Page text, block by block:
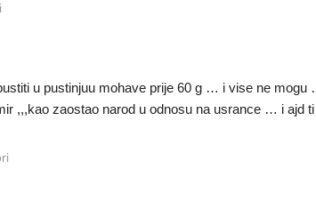
u pustinjuu mohave prije 60 g … i vise ne
,,,kao zaostao narod u odnosu na usrance … i ajd